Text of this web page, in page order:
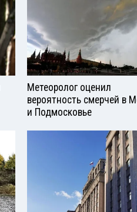
Метеоролог оценил
вероятность смерчей в
и Подмосковье